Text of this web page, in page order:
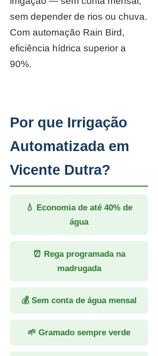
sem depender de rios ou chuva.
Com automação Rain Bird,
eficiência hídrica superior a
90%.
Por que Irrigação
Automatizada em
Vicente Dutra?
💧 Economia de até 40% de
água
⏰ Rega programada na
madrugada
💰 Sem conta de água mensal
🌱 Gramado sempre verde